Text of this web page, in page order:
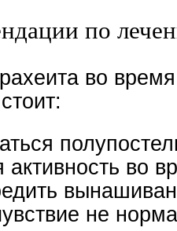
по
во
активность во
не